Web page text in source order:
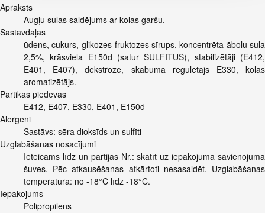
Apraksts
Augļu sulas saldējums ar kolas garšu.
Sastāvdaļas
ūdens, cukurs, glikozes-fruktozes sīrups, koncentrēta ābolu sula
2,5%, krāsviela E150d (satur SULFĪTUS), stabilizētāji (E412,
E401, E407), dekstroze, skābuma regulētājs E330, kolas
aromatizētājs.
Pārtikas piedevas
E412, E407, E330, E401, E150d
Alergēni
Sastāvs: sēra dioksīds un sulfīti
Uzglabāšanas nosacījumi
Ieteicams līdz un partijas Nr.: skatīt uz iepakojuma savienojuma
šuves. Pēc atkausēšanas atkārtoti nesasaldēt. Uzglabāšanas
temperatūra: no -18°C līdz -18°C.
Iepakojums
Polipropilēns